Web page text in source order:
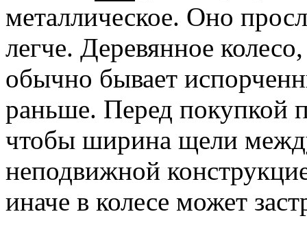
металлическое. Оно
легче. Деревянное
обычно бывает
раньше. Перед покупкой
чтобы ширина щели
неподвижной
иначе в колесе может